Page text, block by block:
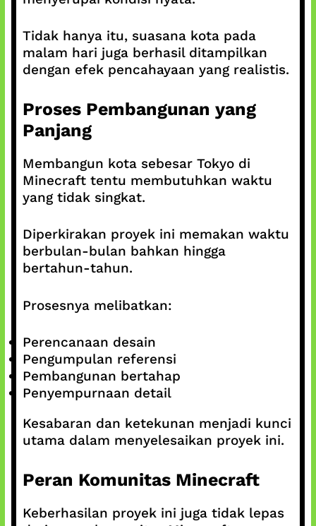
Tidak hanya itu, suasana kota pada
malam hari juga berhasil ditampilkan
dengan efek pencahayaan yang realistis.
Proses Pembangunan yang
Panjang
Membangun kota sebesar Tokyo di
Minecraft tentu membutuhkan waktu
yang tidak singkat.
Diperkirakan proyek ini memakan waktu
berbulan-bulan bahkan hingga
bertahun-tahun.
Prosesnya melibatkan:
Perencanaan desain
Pengumpulan referensi
Pembangunan bertahap
Penyempurnaan detail
Kesabaran dan ketekunan menjadi kunci
utama dalam menyelesaikan proyek ini.
Peran Komunitas Minecraft
Keberhasilan proyek ini juga tidak lepas